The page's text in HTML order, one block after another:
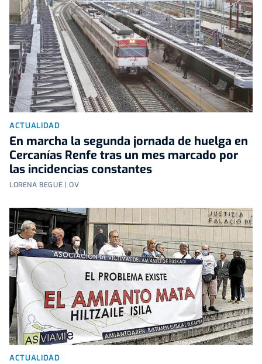
ACTUALIDAD
En marcha la segunda jornada de huelga en
Cercanías Renfe tras un mes marcado por
las incidencias constantes
LORENA BEGUÉ | OV
ACTUALIDAD